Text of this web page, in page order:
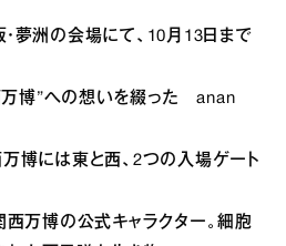
夢洲の会場にて、10月13日まで
万博”への想いを綴った anan
博には東と西、2つの入場ゲート
西万博の公式キャラクター。細胞